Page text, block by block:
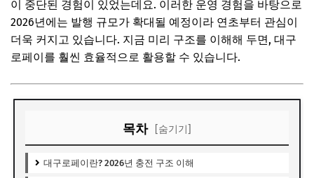
이 중단된 경험이 있었는데요. 이러한 운영 경험을 바탕으로
2026년에는 발행 규모가 확대될 예정이라 연초부터 관심이
더욱 커지고 있습니다. 지금 미리 구조를 이해해 두면, 대구
로페이를 훨씬 효율적으로 활용할 수 있습니다.
목차 [숨기기]
대구로페이란? 2026년 충전 구조 이해